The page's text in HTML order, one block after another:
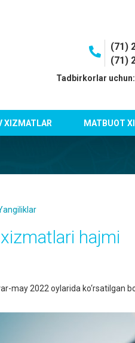
(71)
(71)
Tadbirkorlar uchun:
XIZMATLAR MATBUOT
hajmi
may 2022 oylarida ko‘rsatilgan